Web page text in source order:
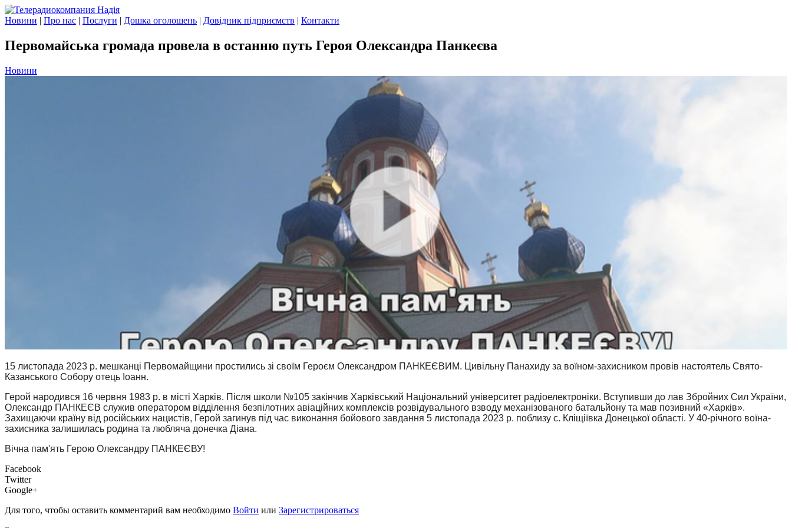
Новини | Про нас | Послуги | Дошка оголошень | Довідник підприємств | Контакти
Первомайська громада провела в останню путь Героя Олександра Панкеєва
Новини
15 листопада 2023 р. мешканці Первомайщини простились зі своїм Героєм Олександром ПАНКЕЄВИМ. Цивільну Панахиду за воїном-захисником провів настоятель Свято-
Казанського Собору отець Іоанн.
Герой народився 16 червня 1983 р. в місті Харків. Після школи №105 закінчив Харківський Національний університет радіоелектроніки. Вступивши до лав Збройних Сил України,
Олександр ПАНКЕЄВ служив оператором відділення безпілотних авіаційних комплексів розвідувального взводу механізованого батальйону та мав позивний «Харків».
Захищаючи країну від російських нацистів, Герой загинув під час виконання бойового завдання 5 листопада 2023 р. поблизу с. Кліщіївка Донецької області. У 40-річного воїна-
захисника залишилась родина та любляча донечка Діана.
Вічна пам'ять Герою Олександру ПАНКЕЄВУ!
Facebook
Twitter
Google+
Для того, чтобы оставить комментарий вам необходимо Войти или Зарегистрироваться